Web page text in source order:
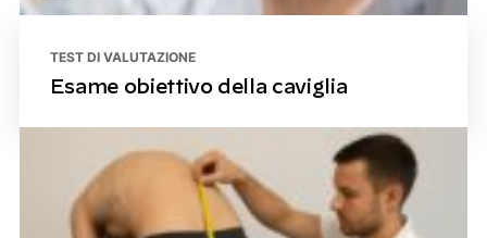
TEST DI VALUTAZIONE
Esame obiettivo della caviglia